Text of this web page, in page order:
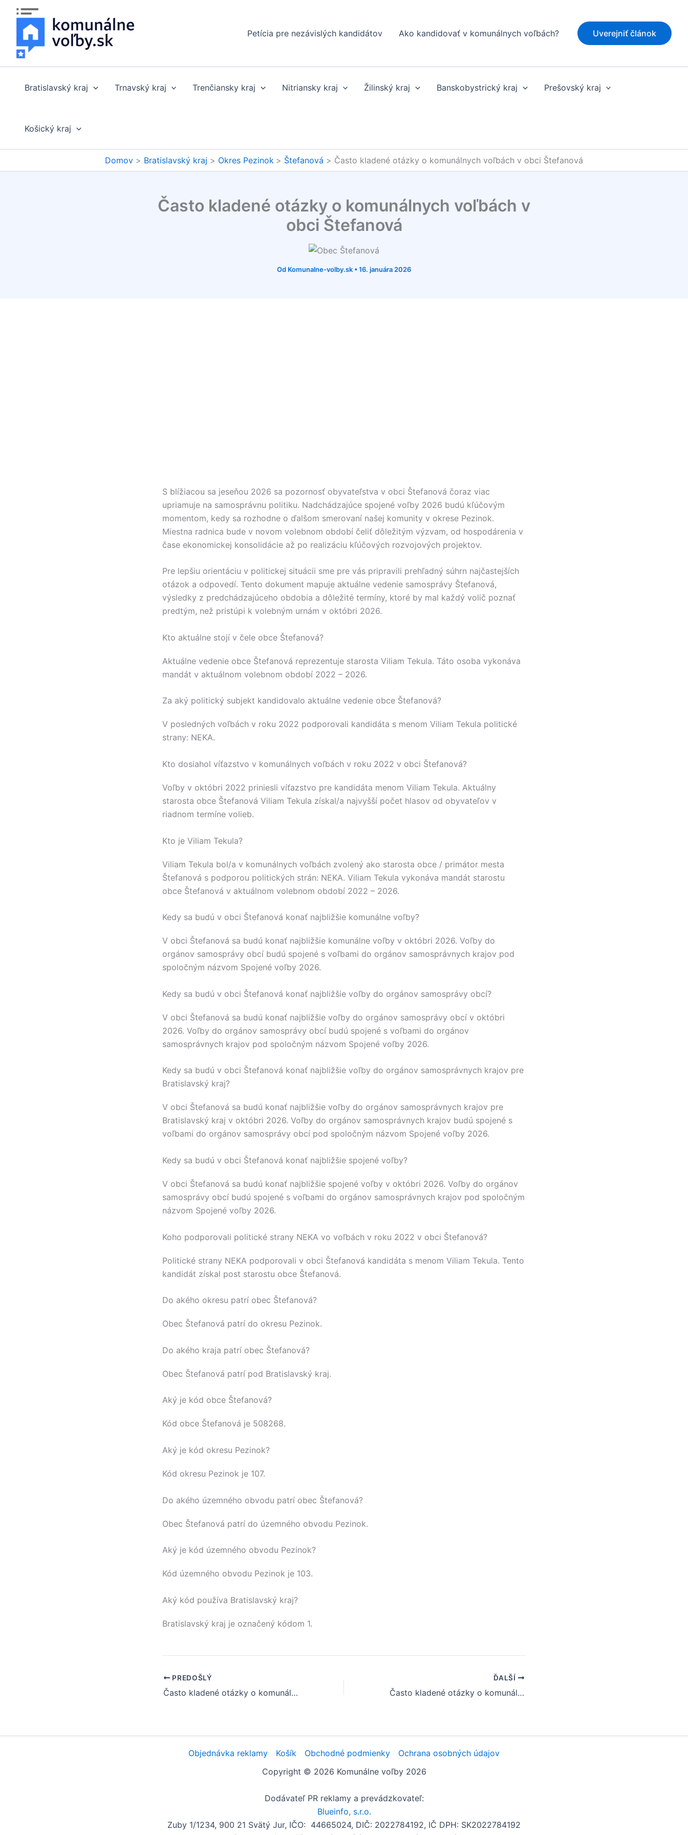
Preskočiť
Petícia pre nezávislých kandidátov Ako kandidovať v komunálnych voľbách? Uverejniť článok
Bratislavský kraj Trnavský kraj Trenčiansky kraj Nitriansky kraj Žilinský kraj Banskobystrický kraj Prešovský kraj
Košický kraj
Domov Bratislavský kraj Okres Pezinok Štefanová Často kladené otázky o komunálnych voľbách v obci Štefanová
Často kladené otázky o komunálnych voľbách v
obci Štefanová
Od Komunalne-volby.sk •16. januára 2026
S blížiacou sa jeseňou 2026 sa pozornosť obyvateľstva v obci Štefanová čoraz viac
upriamuje na samosprávnu politiku. Nadchádzajúce spojené voľby 2026 budú kľúčovým
momentom, kedy sa rozhodne o ďalšom smerovaní našej komunity v okrese Pezinok.
Miestna radnica bude v novom volebnom období čeliť dôležitým výzvam, od hospodárenia v
čase ekonomickej konsolidácie až po realizáciu kľúčových rozvojových projektov.
Pre lepšiu orientáciu v politickej situácii sme pre vás pripravili prehľadný súhrn najčastejších
otázok a odpovedí. Tento dokument mapuje aktuálne vedenie samosprávy Štefanová,
výsledky z predchádzajúceho obdobia a dôležité termíny, ktoré by mal každý volič poznať
predtým, než pristúpi k volebným urnám v októbri 2026.
Kto aktuálne stojí v čele obce Štefanová?
Aktuálne vedenie obce Štefanová reprezentuje starosta Viliam Tekula. Táto osoba vykonáva
mandát v aktuálnom volebnom období 2022 – 2026.
Za aký politický subjekt kandidovalo aktuálne vedenie obce Štefanová?
V posledných voľbách v roku 2022 podporovali kandidáta s menom Viliam Tekula politické
strany: NEKA.
Kto dosiahol víťazstvo v komunálnych voľbách v roku 2022 v obci Štefanová?
Voľby v októbri 2022 priniesli víťazstvo pre kandidáta menom Viliam Tekula. Aktuálny
starosta obce Štefanová Viliam Tekula získal/a najvyšší počet hlasov od obyvateľov v
riadnom termíne volieb.
Kto je Viliam Tekula?
Viliam Tekula bol/a v komunálnych voľbách zvolený ako starosta obce / primátor mesta
Štefanová s podporou politických strán: NEKA. Viliam Tekula vykonáva mandát starostu
obce Štefanová v aktuálnom volebnom období 2022 – 2026.
Kedy sa budú v obci Štefanová konať najbližšie komunálne voľby?
V obci Štefanová sa budú konať najbližšie komunálne voľby v októbri 2026. Voľby do
orgánov samosprávy obcí budú spojené s voľbami do orgánov samosprávnych krajov pod
spoločným názvom Spojené voľby 2026.
Kedy sa budú v obci Štefanová konať najbližšie voľby do orgánov samosprávy obcí?
V obci Štefanová sa budú konať najbližšie voľby do orgánov samosprávy obcí v októbri
2026. Voľby do orgánov samosprávy obcí budú spojené s voľbami do orgánov
samosprávnych krajov pod spoločným názvom Spojené voľby 2026.
Kedy sa budú v obci Štefanová konať najbližšie voľby do orgánov samosprávnych krajov pre
Bratislavský kraj?
V obci Štefanová sa budú konať najbližšie voľby do orgánov samosprávnych krajov pre
Bratislavský kraj v októbri 2026. Voľby do orgánov samosprávnych krajov budú spojené s
voľbami do orgánov samosprávy obcí pod spoločným názvom Spojené voľby 2026.
Kedy sa budú v obci Štefanová konať najbližšie spojené voľby?
V obci Štefanová sa budú konať najbližšie spojené voľby v októbri 2026. Voľby do orgánov
samosprávy obcí budú spojené s voľbami do orgánov samosprávnych krajov pod spoločným
názvom Spojené voľby 2026.
Koho podporovali politické strany NEKA vo voľbách v roku 2022 v obci Štefanová?
Politické strany NEKA podporovali v obci Štefanová kandidáta s menom Viliam Tekula. Tento
kandidát získal post starostu obce Štefanová.
Do akého okresu patrí obec Štefanová?
Obec Štefanová patrí do okresu Pezinok.
Do akého kraja patrí obec Štefanová?
Obec Štefanová patrí pod Bratislavský kraj.
Aký je kód obce Štefanová?
Kód obce Štefanová je 508268.
Aký je kód okresu Pezinok?
Kód okresu Pezinok je 107.
Do akého územného obvodu patrí obec Štefanová?
Obec Štefanová patrí do územného obvodu Pezinok.
Aký je kód územného obvodu Pezinok?
Kód územného obvodu Pezinok je 103.
Aký kód používa Bratislavský kraj?
Bratislavský kraj je označený kódom 1.
PREDOŠLÝ
Často kladené otázky o komunálnych voľbách v obci Šenkvice
ĎALŠÍ
Často kladené otázky o komunálnych voľbách v obci Viničné
Objednávka reklamy Košík Obchodné podmienky
Ochrana osobných údajov
Copyright © 2026 Komunálne voľby 2026
Dodávateľ PR reklamy a prevádzkovateľ:
Blueinfo, s.r.o.
Zuby 1/1234, 900 21 Svätý Jur, IČO: 44665024, DIČ: 2022784192, IČ DPH: SK2022784192